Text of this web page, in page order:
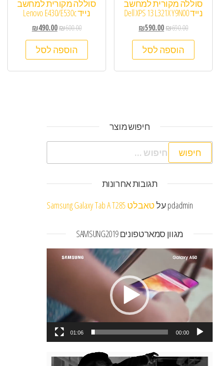
סוללה מקורית למחשב
נייד Dell XPS 13 L321X Y9N00
₪690.00
₪590.00
הוספה לסל
סוללה מקורית למחשב
נייד Lenovo E430/E530c
₪600.00
₪490.00
הוספה לסל
חיפוש מוצר
חיפוש:
תגובות אחרונות
pdadminעלטאבלט Samsung Galaxy Tab A T285
מגוון סמארטפונים SAMSUNG2019
נגן
וידאו
00:00
01:06
נגן